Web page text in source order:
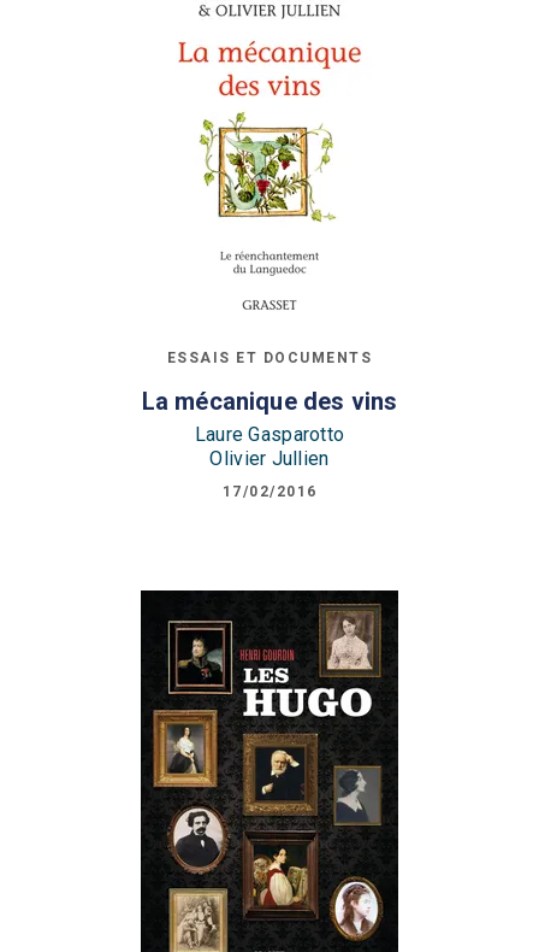
ESSAIS ET DOCUMENTS
La mécanique des vins
Laure Gasparotto
Olivier Jullien
17/02/2016